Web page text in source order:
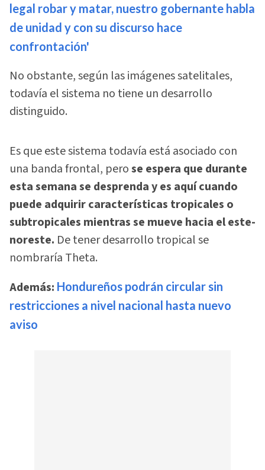
legal robar y matar, nuestro gobernante habla
de unidad y con su discurso hace
confrontación'
No obstante, según las imágenes satelitales,
todavía el sistema no tiene un desarrollo
distinguido.
Es que este sistema todavía está asociado con
una banda frontal, perose espera que durante
esta semana se desprenda y es aquí cuando
puede adquirir características tropicales o
subtropicales mientras se mueve hacia el este-
noreste. De tener desarrollo tropical se
nombraría Theta.
Además: Hondureños podrán circular sin
restricciones a nivel nacional hasta nuevo
aviso